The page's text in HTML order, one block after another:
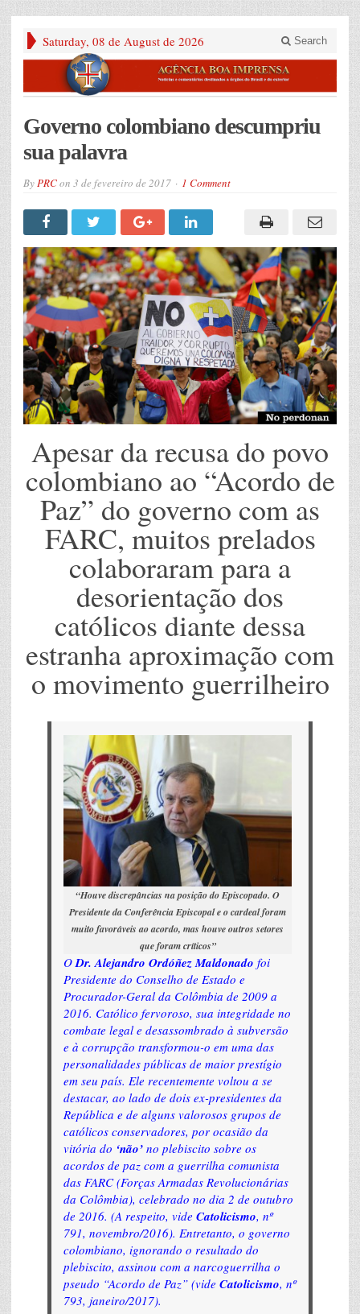
Saturday, 08 de August de 2026 Search
Governo colombiano descumpriu
sua palavra
ByPRCon 3 de fevereiro de 2017 1 Comment
Apesar da recusa do povo
colombiano ao “Acordo de
Paz” do governo com as
FARC, muitos prelados
colaboraram para a
desorientação dos
católicos diante dessa
estranha aproximação com
o movimento guerrilheiro
“Houve discrepâncias na posição do Episcopado. O
Presidente da Conferência Episcopal e o cardeal foram
muito favoráveis ao acordo, mas houve outros setores
que foram críticos”
ODr. Alejandro Ordóñez Maldonado foi
Presidente do Conselho de Estado e
Procurador-Geral da Colômbia de 2009 a
2016. Católico fervoroso, sua integridade no
combate legal e desassombrado à subversão
e à corrupção transformou-o em uma das
personalidades públicas de maior prestígio
em seu país. Ele recentemente voltou a se
destacar, ao lado de dois ex-presidentes da
República e de alguns valorosos grupos de
católicos conservadores, por ocasião da
vitória do ‘não’ no plebiscito sobre os
acordos de paz com a guerrilha comunista
das FARC (Forças Armadas Revolucionárias
da Colômbia), celebrado no dia 2 de outubro
de 2016. (A respeito, vide Catolicismo, nº
791, novembro/2016). Entretanto, o governo
colombiano, ignorando o resultado do
plebiscito, assinou com a narcoguerrilha o
pseudo “Acordo de Paz” (vide Catolicismo, nº
793, janeiro/2017).